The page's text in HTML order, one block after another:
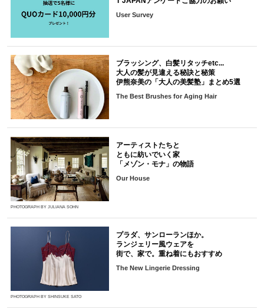
User Survey
ブラッシング、白髪リタッチetc...
大人の髪が見違える秘訣と秘策
伊熊奈美の「大人の美髪塾」まとめ5選
The Best Brushes for Aging Hair
PHOTOGRAPH BY JULIANA SOHN
アーティストたちと
ともに紡いでいく家
「メゾン・モナ」の物語
Our House
PHOTOGRAPH BY SHINSUKE SATO
プラダ、サンローランほか。
ランジェリー風ウェアを
街で、家で。重ね着にもおすすめ
The New Lingerie Dressing